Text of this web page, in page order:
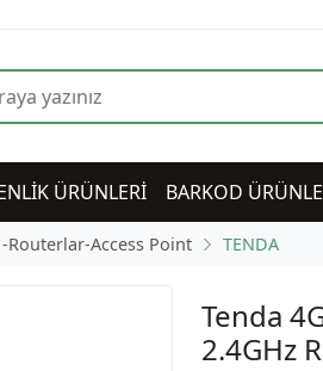
ÜRÜNLERİ BARKOD
-Routerlar-Access Point TENDA
Tenda
2.4GHz